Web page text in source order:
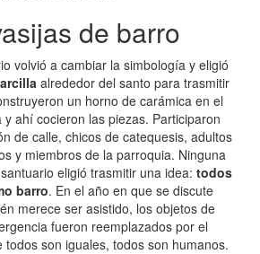
de barro
volvió a cambiar la simbología y eligió
alrededor del santo para trasmitir
un horno de carámica en el
ahí cocieron las piezas. Participaron
de calle, chicos de catequesis, adultos
y miembros de la parroquia. Ninguna
eligió trasmitir una idea: todos
barro. En el año en que se discute
merece ser asistido, los objetos de
fueron reemplazados por el
todos son iguales, todos son humanos.